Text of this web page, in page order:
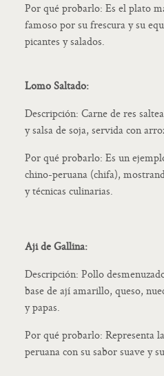
Por qué probarlo: Es el plato
famoso por su frescura y su
picantes y salados.
Lomo Saltado:
Descripción: Carne de res
y salsa de soja, servida con
Por qué probarlo: Es un
chino-peruana (chifa),
y técnicas culinarias.
Aji de Gallina:
Descripción: Pollo
base de ají amarillo, queso,
y papas.
Por qué probarlo: Representa
peruana con su sabor suave y